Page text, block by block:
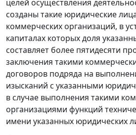
целей осуществления
созданы такие юридические
коммерческих организаций, в
капиталах которых доля
составляет более пятидесяти
заключения такими
договоров подряда на
изысканий с указанными
в случае выполнения такими
организациями функций
имени указанных юридических